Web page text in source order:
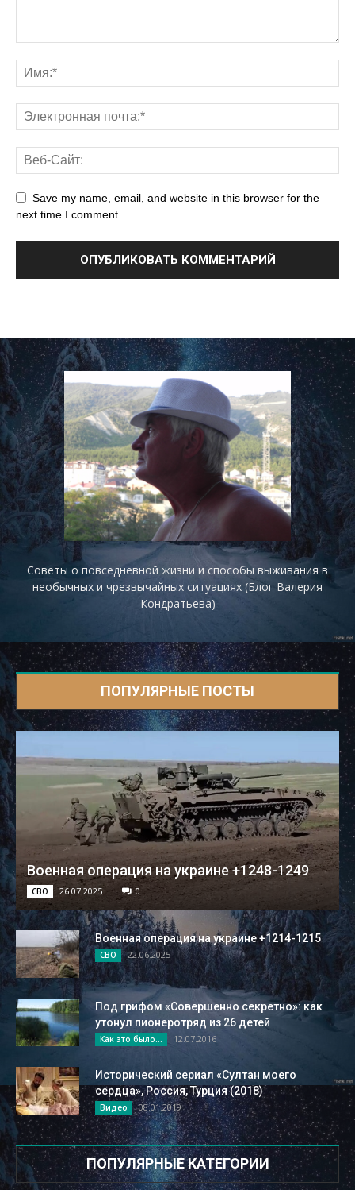
Save my name, email, and website in this browser for the
next time I comment.
Советы о повседневной жизни и способы выживания в
необычных и чрезвычайных ситуациях (Блог Валерия
Кондратьева)
ПОПУЛЯРНЫЕ ПОСТЫ
Военная операция на украине +1248-1249
СВО 26.07.2025 0
Военная операция на украине +1214-1215
СВО 22.06.2025
Под грифом «Совершенно секретно»: как
утонул пионеротряд из 26 детей
Как это было... 12.07.2016
Исторический сериал «Султан моего
сердца», Россия, Турция (2018)
Видео 08.01.2019
ПОПУЛЯРНЫЕ КАТЕГОРИИ